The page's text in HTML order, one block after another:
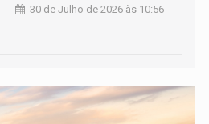
30 de Julho de 2026 às 10:56